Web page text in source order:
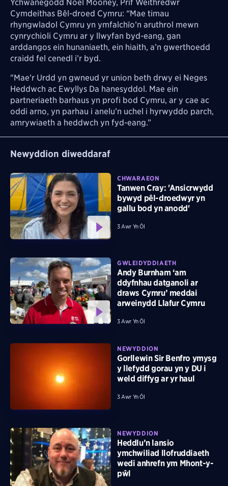
Ychwanegodd Noel Mooney, Prif Weithredwr
Cymdeithas Bêl-droed Cymru: “Mae timau
rhyngwladol Cymru yn ymfalchïo’n aruthrol mewn
cynrychioli Cymru ar y llwyfan byd-eang, gan
arddangos ein hunaniaeth, ein hiaith, a’n gwerthoedd
craidd fel cenedl i’r byd.
"Mae’r Urdd yn gwneud yr union beth drwy ei Neges
Heddwch ac Ewyllys Da hanesyddol. Mae ein
partneriaeth barhaus yn profi bod Cymru, ar y cae ac
oddi arno, yn parhau i anelu’n uchel i hyrwyddo parch,
amrywiaeth a heddwch yn fyd-eang.”
Newyddion diweddaraf
CHWARAEON
Tanwen Cray: 'Ansicrwydd
bywyd pêl-droedwyr yn
gallu bod yn anodd'
3 Awr Yn Ôl
GWLEIDYDDIAETH
Andy Burnham ‘am
ddyfnhau datganoli ar
draws Cymru’ meddai
arweinydd Llafur Cymru
3 Awr Yn Ôl
NEWYDDION
Gorllewin Sir Benfro ymysg
y llefydd gorau yn y DU i
weld diffyg ar yr haul
3 Awr Yn Ôl
NEWYDDION
Heddlu’n lansio
ymchwiliad llofruddiaeth
wedi anhrefn ym Mhont-y-
pŵl